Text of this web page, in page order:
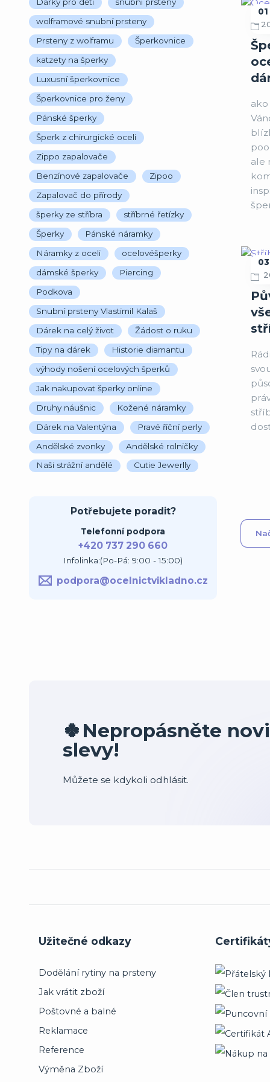
Dárky pro děti
snubní prsteny
wolframové snubní prsteny
Prsteny z wolframu
Šperkovnice
katzety na šperky
Luxusní šperkovnice
Šperkovnice pro ženy
Pánské šperky
Šperk z chirurgické oceli
Zippo zapalovače
Benzínové zapalovače
Zipoo
Zapalovač do přírody
šperky ze stříbra
stříbrné řetízky
Šperky
Pánské náramky
Náramky z oceli
ocelovéšperky
dámské šperky
Piercing
Podkova
Snubní prsteny Vlastimil Kalaš
Dárek na celý život
Žádost o ruku
Tipy na dárek
Historie diamantu
výhody nošení ocelových šperků
Jak nakupovat šperky online
Druhy náušnic
Kožené náramky
Dárek na Valentýna
Pravé říční perly
Andělské zvonky
Andělské rolničky
Naši strážní andělé
Cutie Jewerlly
Potřebujete poradit?
Telefonní podpora
+420 737 290 660
Infolinka:(Po-Pá: 9:00 - 15:00)
podpora@ocelnictvikladno.cz
01
ale
03
🍀Nepropásněte
slevy!
Můžete se kdykoli odhlásit.
Užitečné odkazy
Dodělání rytiny na prsteny
Jak vrátit zboží
Poštovné a balné
Reklamace
Reference
Výměna Zboží